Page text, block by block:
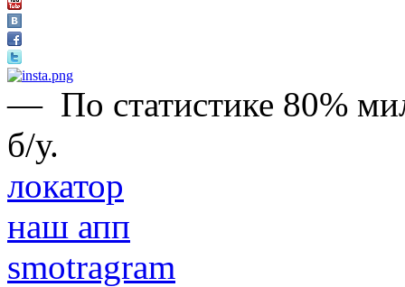
— По статистике 80%
б/у.
локатор
наш апп
smotragram